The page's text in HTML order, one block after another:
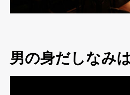
男の身だしなみ